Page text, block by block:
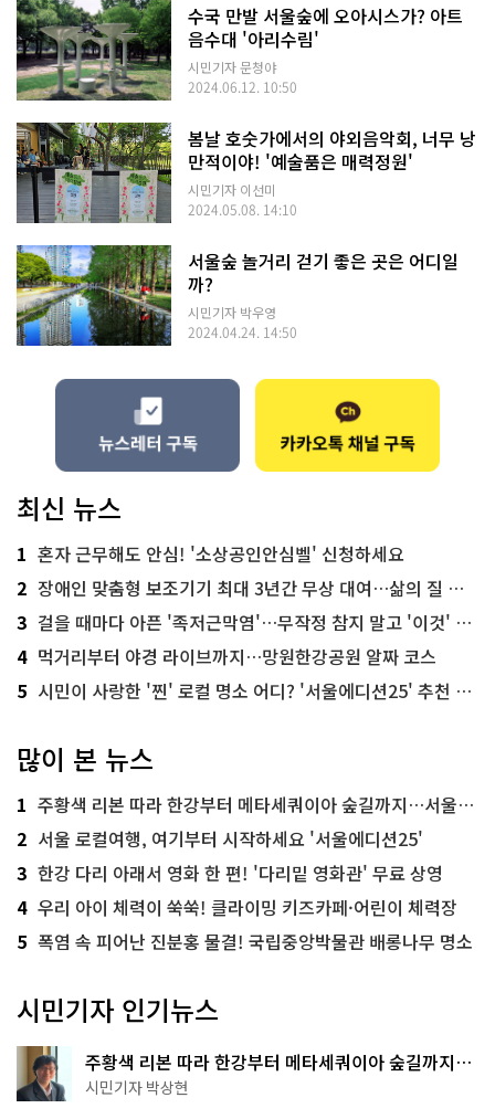
수국 만발 서울숲에 오아시스가? 아트
음수대 '아리수림'
시민기자 문청야
2024.06.12. 10:50
봄날 호숫가에서의 야외음악회, 너무 낭
만적이야! '예술품은 매력정원'
시민기자 이선미
2024.05.08. 14:10
서울숲 놀거리 걷기 좋은 곳은 어디일
까?
시민기자 박우영
2024.04.24. 14:50
최신 뉴스
1 혼자 근무해도 안심! '소상공인안심벨' 신청하세요
2 장애인 맞춤형 보조기기 최대 3년간 무상 대여…삶의 질 높인다
3 걸을 때마다 아픈 '족저근막염'…무작정 참지 말고 '이것' 해보세요!
4 먹거리부터 야경 라이브까지…망원한강공원 알짜 코스
5 시민이 사랑한 '찐' 로컬 명소 어디? '서울에디션25' 추천 코스
많이 본 뉴스
1 주황색 리본 따라 한강부터 메타세쿼이아 숲길까지…서울둘레길 15코스
2 서울 로컬여행, 여기부터 시작하세요 '서울에디션25'
3 한강 다리 아래서 영화 한 편! '다리밑 영화관' 무료 상영
4 우리 아이 체력이 쑥쑥! 클라이밍 키즈카페·어린이 체력장
5 폭염 속 피어난 진분홍 물결! 국립중앙박물관 배롱나무 명소
시민기자 인기뉴스
주황색 리본 따라 한강부터 메타세쿼이아 숲길까지…
서울둘레길 15코스
시민기자 박상현